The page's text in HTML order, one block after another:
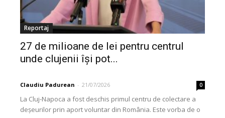
Reportaj
27 de milioane de lei pentru centrul
unde clujenii își pot...
Claudiu Padurean - 21/07/2026 0
La Cluj-Napoca a fost deschis primul centru de colectare a
deșeurilor prin aport voluntar din România. Este vorba de o